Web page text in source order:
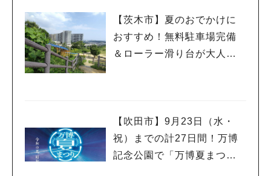
【茨木市】夏のおでかけに
おすすめ！無料駐車場完備
＆ローラー滑り台が大人気
【吹田市】9月23日（水・
祝）までの計27日間！万博
記念公園で「万博夏まつり2
人気のキーワード
#今週どこいく？#自然とふれあう#ランチ #カフェ #まとめ